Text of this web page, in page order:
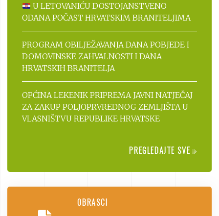
U LETOVANIĆU DOSTOJANSTVENO
ODANA POČAST HRVATSKIM BRANITELJIMA
PROGRAM OBILJEŽAVANJA DANA POBJEDE I
DOMOVINSKE ZAHVALNOSTI I DANA
HRVATSKIH BRANITELJA
OPĆINA LEKENIK PRIPREMA JAVNI NATJEČAJ
ZA ZAKUP POLJOPRVREDNOG ZEMLJIŠTA U
VLASNIŠTVU REPUBLIKE HRVATSKE
PREGLEDAJTE SVE
OBRASCI